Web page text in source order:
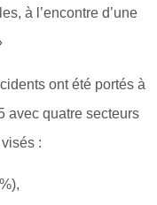
à l’encontre d’une
ont été portés à
avec quatre secteurs
: